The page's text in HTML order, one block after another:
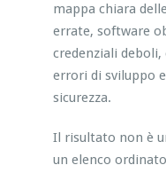
mappa chiara
errate, software
credenziali
errori di sviluppo
sicurezza.
Il risultato non è
un elenco